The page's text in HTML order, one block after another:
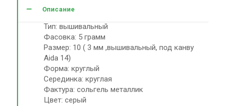
Описание
Тип: вышивальный
Фасовка: 5 грамм
Размер: 10 ( 3 мм ,вышивальный, под канву
Aida 14)
Форма: круглый
Серединка: круглая
Фактура: сольгель металлик
Цвет: серый